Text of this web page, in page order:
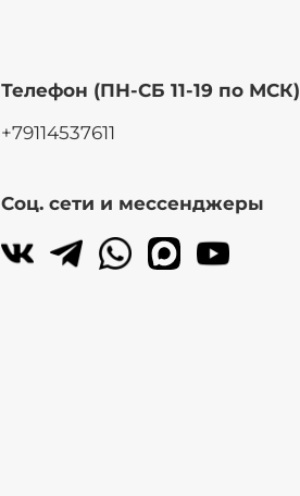
Телефон (ПН-СБ 11-19 по МСК)
+79114537611
Соц. сети и мессенджеры